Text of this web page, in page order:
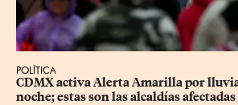
POLÍTICA
CDMX activa Alerta Amarilla por
noche; estas son las alcaldías afectadas